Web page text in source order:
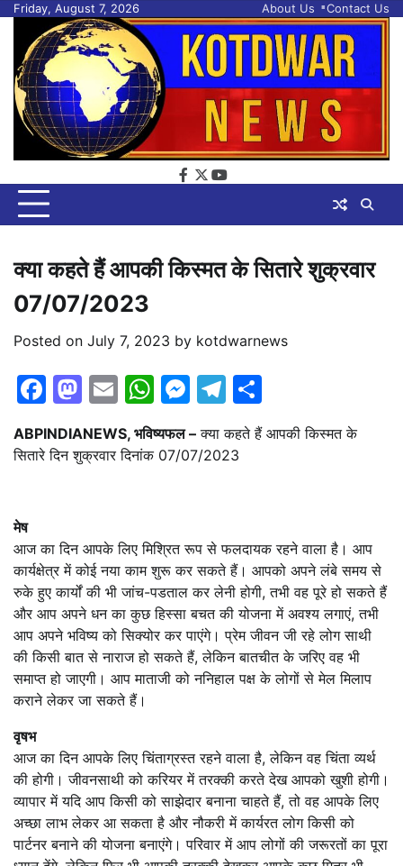
Skip
content
Friday, August 7, 2026 About Us Contact Us
facebook
twitter
youtube
क्या कहते हैं आपकी किस्मत के सितारे शुक्रवार
07/07/2023
Posted on July 7, 2023 by kotdwarnews
Facebook
Mastodon
EmailWhatsApp
Messenger
Telegram
ABPINDIANEWS, भविष्यफल – क्या कहते हैं आपकी किस्मत के
सितारे दिन शुक्रवार दिनांक 07/07/2023
मेष
आज का दिन आपके लिए मिश्रित रूप से फलदायक रहने वाला है। आप
कार्यक्षेत्र में कोई नया काम शुरू कर सकते हैं। आपको अपने लंबे समय से
रुके हुए कार्यों की भी जांच-पडताल कर लेनी होगी, तभी वह पूरे हो सकते हैं
और आप अपने धन का कुछ हिस्सा बचत की योजना में अवश्य लगाएं, तभी
आप अपने भविष्य को सिक्योर कर पाएंगे। प्रेम जीवन जी रहे लोग साथी
की किसी बात से नाराज हो सकते हैं, लेकिन बातचीत के जरिए वह भी
समाप्त हो जाएगी। आप माताजी को ननिहाल पक्ष के लोगों से मेल मिलाप
कराने लेकर जा सकते हैं।
वृषभ
आज का दिन आपके लिए चिंताग्रस्त रहने वाला है, लेकिन वह चिंता व्यर्थ
की होगी। जीवनसाथी को करियर में तरक्की करते देख आपको खुशी होगी।
व्यापार में यदि आप किसी को साझेदार बनाना चाहते हैं, तो वह आपके लिए
अच्छा लाभ लेकर आ सकता है और नौकरी में कार्यरत लोग किसी को
पार्टनर बनाने की योजना बनाएंगे। परिवार में आप लोगों की जरूरतों का पूरा